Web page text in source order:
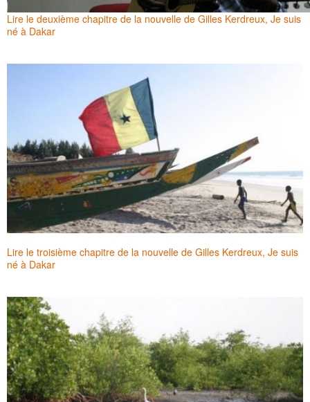
Lire le deuxième chapitre de la nouvelle de Gilles Kerdreux, Je suis
né à Dakar
Lire le troisième chapitre de la nouvelle de Gilles Kerdreux, Je suis
né à Dakar